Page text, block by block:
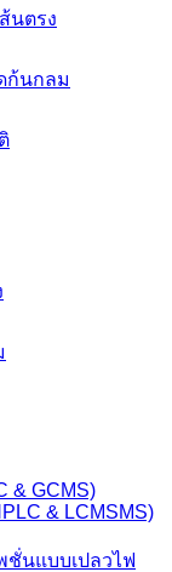
นตรง
ก้นกลม
& GCMS)
& LCMSMS)
นแบบเปลวไฟ